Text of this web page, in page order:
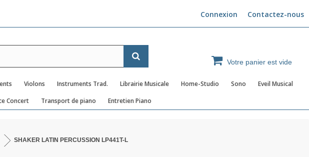
Contactez-nous
Connexion
Votre panier est vide
Violons Instruments Trad. Librairie Musicale Home-Studio Sono
Eveil Musical
Concert Transport de piano Entretien Piano
SHAKER LATIN PERCUSSION LP441T-L